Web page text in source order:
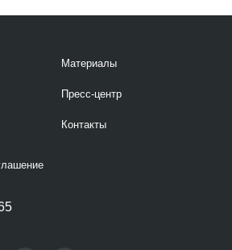
Материалы
Пресс-центр
Контакты